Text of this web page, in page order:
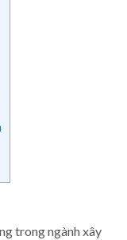
trong ngành xây